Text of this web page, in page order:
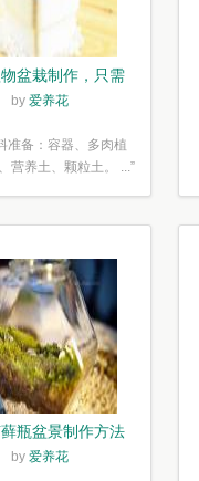
盆栽制作，只需
简单6步
by 爱养花
准备：容器、多肉植
营养土、颗粒土。 ...”
瓶盆景制作方法
by 爱养花